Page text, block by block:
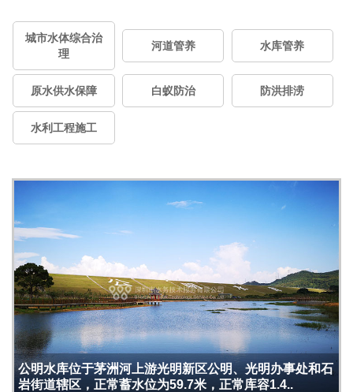
城市水体综合治
理
河道管养 水库管养
原水供水保障 白蚁防治 防洪排涝
水利工程施工
公明水库位于茅洲河上游光明新区公明、光明办事处和石
岩街道辖区，正常蓄水位为59.7米，正常库容1.4..